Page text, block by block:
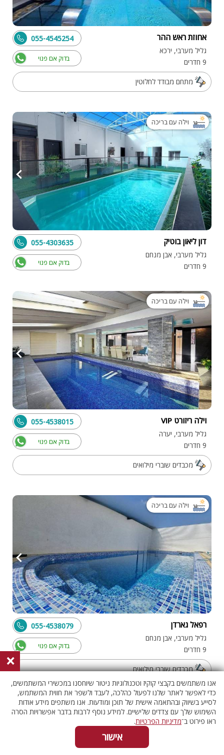
אחוזת ראש ההר
גליל מערבי, ירכא
9 חדרים
בדוק אם פנוי
055-4545254
מתחם מבודד לחלוטין
וילה עם בריכה
דון ליאון בוטיק
גליל מערבי, אבן מנחם
9 חדרים
בדוק אם פנוי
055-4303635
וילה עם בריכה
וילה ריזורט VIP
גליל מערבי, יערה
9 חדרים
בדוק אם פנוי
055-4538015
מכבדים שוברי מילואים
וילה עם בריכה
רפאל גארדן
גליל מערבי, אבן מנחם
9 חדרים
בדוק אם פנוי
055-4538079
מכבדים שוברי מילואים
וילה עם בריכה
×
אנו משתמשים בקבצי קוקיז וטכנולוגיות ניטור שיוחסנו במכשירי המשתמשים,
כדי לאפשר לאתר שלנו לפעול כהלכה, לעבד ולשפר את חווית המשתמש,
לסייע בשיווק ובהתאמה אישית של תוכן ומודעות. אנו משתפים מידע אודות
השימוש שלך עם צדדים שלישיים. למידע נוסף לרבות בדבר אפשרויות הסרה
ראו פירוט ב־מדיניות הפרטיות.
אישור